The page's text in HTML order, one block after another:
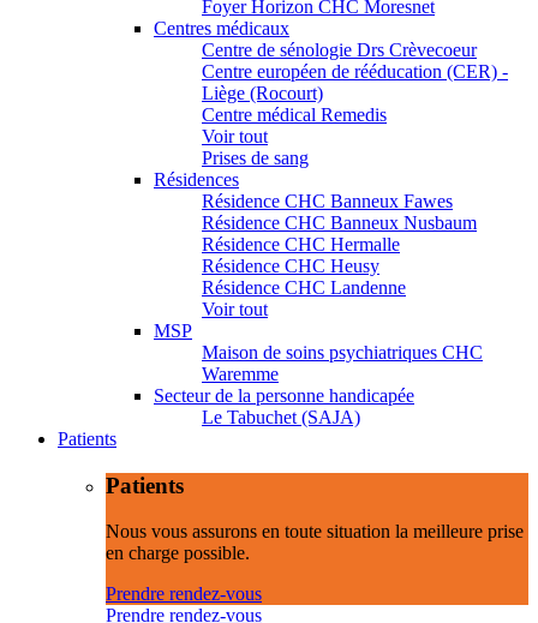
Foyer Horizon CHC Moresnet
Centres médicaux
Centre de sénologie Drs Crèvecoeur
Centre européen de rééducation (CER) -
Liège (Rocourt)
Centre médical Remedis
Voir tout
Prises de sang
Résidences
Résidence CHC Banneux Fawes
Résidence CHC Banneux Nusbaum
Résidence CHC Hermalle
Résidence CHC Heusy
Résidence CHC Landenne
Voir tout
MSP
Maison de soins psychiatriques CHC
Waremme
Secteur de la personne handicapée
Le Tabuchet (SAJA)
Patients
Patients
Nous vous assurons en toute situation la meilleure prise
en charge possible.
Prendre rendez-vous
Prendre rendez-vous